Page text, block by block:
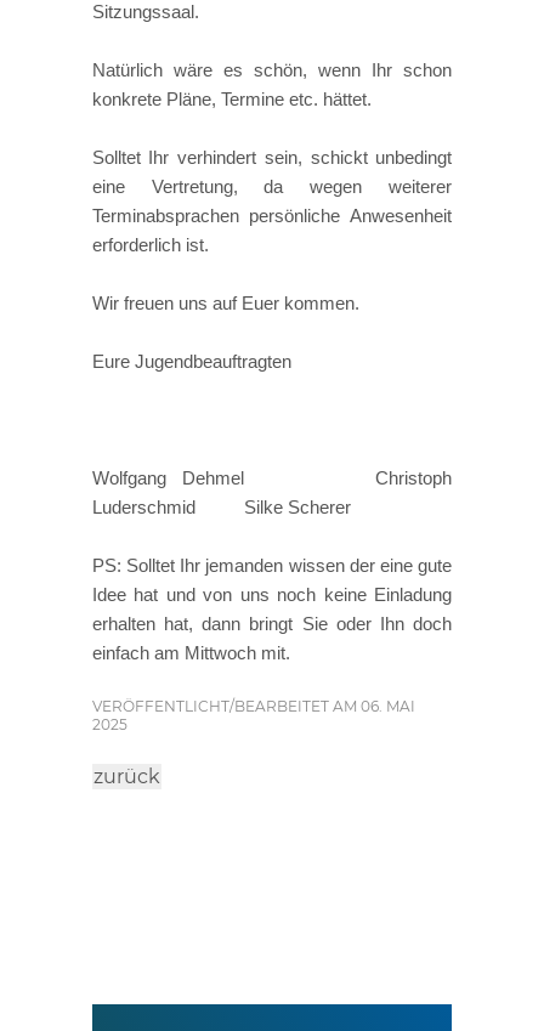
Sitzungssaal.
Natürlich wäre es schön, wenn Ihr schon
konkrete Pläne, Termine etc. hättet.
Solltet Ihr verhindert sein, schickt unbedingt
eine Vertretung, da wegen weiterer
Terminabsprachen persönliche Anwesenheit
erforderlich ist.
Wir freuen uns auf Euer kommen.
Eure Jugendbeauftragten
Wolfgang Dehmel Christoph
Luderschmid Silke Scherer
PS: Solltet Ihr jemanden wissen der eine gute
Idee hat und von uns noch keine Einladung
erhalten hat, dann bringt Sie oder Ihn doch
einfach am Mittwoch mit.
VERÖFFENTLICHT/BEARBEITET AM 06. MAI
2025
zurück